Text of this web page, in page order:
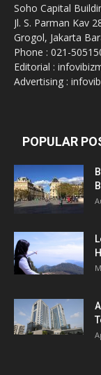
Soho Capital
Jl. S. Parman Kav
Grogol, Jakarta
Phone : 021-
Editorial :
Advertising :
POPULAR